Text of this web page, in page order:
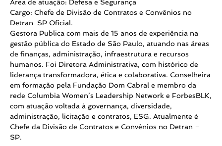
Área de atuação: Defesa e Segurança
Cargo: Chefe de Divisão de Contratos e Convênios no
Detran-SP Oficial.
Gestora Publica com mais de 15 anos de experiência na
gestão pública do Estado de São Paulo, atuando nas áreas
de finanças, administração, infraestrutura e recursos
humanos. Foi Diretora Administrativa, com histórico de
liderança transformadora, ética e colaborativa. Conselheira
em formação pela Fundação Dom Cabral e membro da
rede Columbia Women’s Leadership Network e ForbesBLK,
com atuação voltada à governança, diversidade,
administração, licitação e contratos, ESG. Atualmente é
Chefe da Divisão de Contratos e Convênios no Detran –
SP.